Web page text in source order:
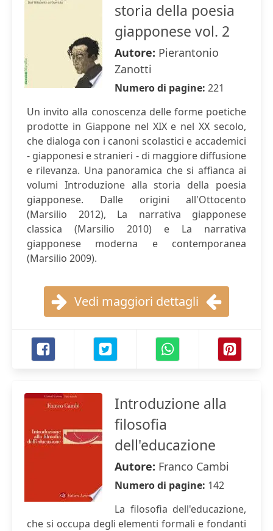
storia della poesia
giapponese vol. 2
Autore: Pierantonio
Zanotti
Numero di pagine: 221
Un invito alla conoscenza delle forme poetiche
prodotte in Giappone nel XIX e nel XX secolo,
che dialoga con i canoni scolastici e accademici
- giapponesi e stranieri - di maggiore diffusione
e rilevanza. Una panoramica che si affianca ai
volumi Introduzione alla storia della poesia
giapponese. Dalle origini all'Ottocento
(Marsilio 2012), La narrativa giapponese
classica (Marsilio 2010) e La narrativa
giapponese moderna e contemporanea
(Marsilio 2009).
Vedi maggiori dettagli
Introduzione alla
filosofia
dell'educazione
Autore: Franco Cambi
Numero di pagine: 142
La filosofia dell'educazione,
che si occupa degli elementi formali e fondanti